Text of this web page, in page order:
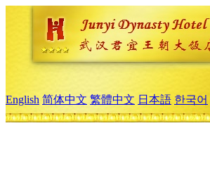
English 简体中文 繁體中文 日本語 한국어